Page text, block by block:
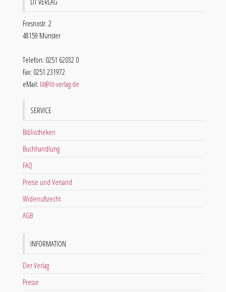
Fresnostr. 2
48159 Münster
Telefon: 0251 62032 0
Fax: 0251 231972
eMail: lit@lit-verlag.de
SERVICE
Bibliotheken
Buchhandlung
FAQ
Preise und Versand
Widerrufsrecht
AGB
INFORMATION
Der Verlag
Presse